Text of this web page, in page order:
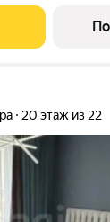
м2 идеально
20 этаж из 22